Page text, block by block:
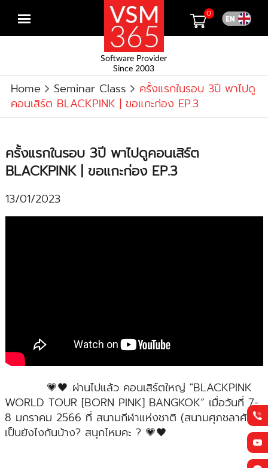
Open
Software Provider
Since 2003
0
Home Seminar Class
ครั้งแรกในรอบ 3ปี พาไปดู
คอนเสิร์ต BLACKPINK | ขอแกะก่อง EP.3
ครั้งแรกในรอบ 3ปี พาไปดูคอนเสิร์ต
BLACKPINK | ขอแกะก่อง EP.3
13/01/2023
💗🖤 ผ่านไปแล้ว คอนเสิร์ตใหญ่ "BLACKPINK
WORLD TOUR [BORN PINK] BANGKOK” เมื่อวันที่ 7-
8 มกราคม 2566 ที่ สนามกีฬาแห่งชาติ (สนามศุภชลาศัย)
เป็นยังไงกันบ้าง? สนุกไหมคะ ? 💗🖤